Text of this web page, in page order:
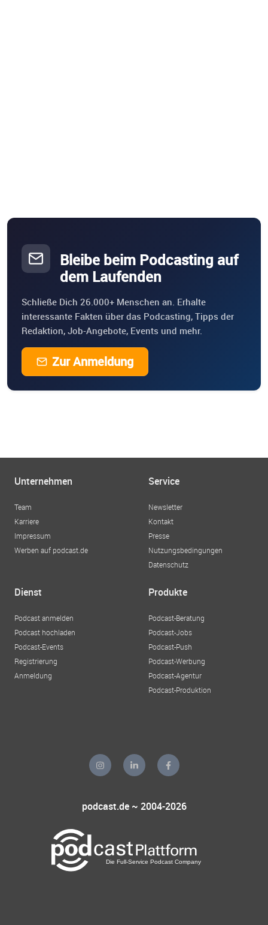
Bleibe beim Podcasting auf
dem Laufenden
Schließe Dich 26.000+ Menschen an. Erhalte
interessante Fakten über das Podcasting, Tipps der
Redaktion, Job-Angebote, Events und mehr.
Zur Anmeldung
Unternehmen
Team
Karriere
Impressum
Werben auf podcast.de
Service
Newsletter
Kontakt
Presse
Nutzungsbedingungen
Datenschutz
Dienst
Podcast anmelden
Podcast hochladen
Podcast-Events
Registrierung
Anmeldung
Produkte
Podcast-Beratung
Podcast-Jobs
Podcast-Push
Podcast-Werbung
Podcast-Agentur
Podcast-Produktion
podcast.de ~ 2004-2026